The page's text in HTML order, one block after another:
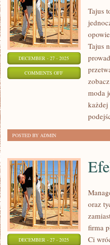
DECEMBER - 27 - 2025
COMMENTS OFFON
SPORTOWA
ATHLEISURE
Tajus
Tajus
moda
każdej
POSTED BY ADMIN
DECEMBER - 27 - 2025
oraz
firma
Ci